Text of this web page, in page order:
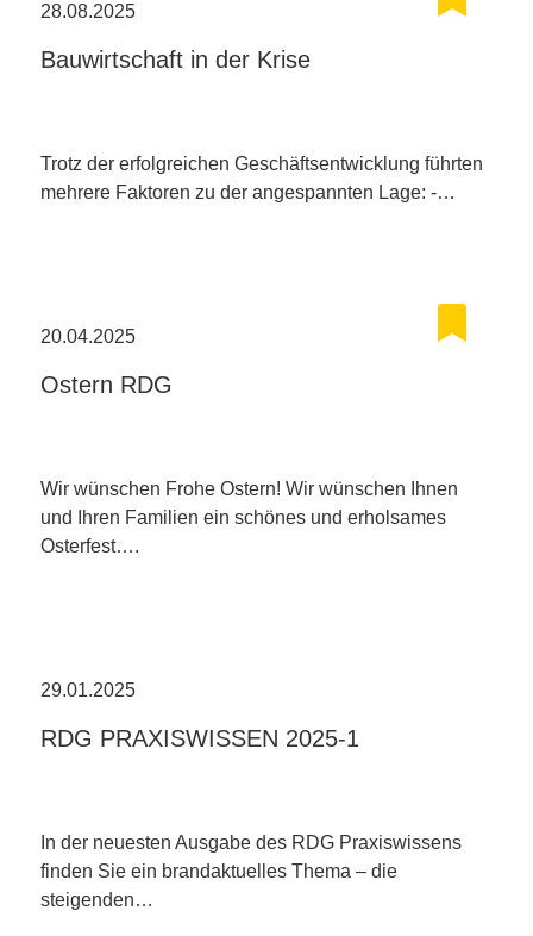
28.08.2025
Bauwirtschaft in der Krise
Trotz der erfolgreichen Geschäftsentwicklung führten
mehrere Faktoren zu der angespannten Lage: -…
20.04.2025
Ostern RDG
Wir wünschen Frohe Ostern! Wir wünschen Ihnen
und Ihren Familien ein schönes und erholsames
Osterfest….
29.01.2025
RDG PRAXISWISSEN 2025-1
In der neuesten Ausgabe des RDG Praxiswissens
finden Sie ein brandaktuelles Thema – die
steigenden…